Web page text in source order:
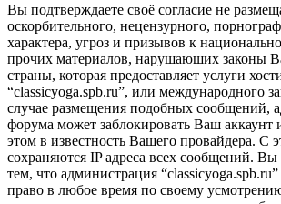
Вы подтверждаете своё согласие не
оскорбительного, нецензурного,
характера, угроз и призывов к
прочих материалов, нарушаюших законы
страны, которая предоставляет услуги
“classicyoga.spb.ru”, или международного
случае размещения подобных сообщений,
форума может заблокировать Ваш аккаунт
этом в известность Вашего провайдера. С
сохраняются IP адреса всех сообщений. Вы
тем, что администрация “classicyoga.spb.ru”
право в любое время по своему